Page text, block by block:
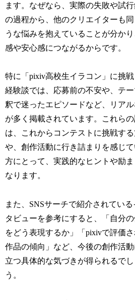
ます。なぜなら、実際の失敗や試
の過程から、他のクリエイターも同
うな悩みを抱えていることが分か
感や安心感につながるからです。
特に「pixiv高校生イラコン」に挑戦
経験談では、応募前の不安や、テ
釈で迷ったエピソードなど、リア
が多く掲載されています。これら
は、これからコンテストに挑戦す
や、創作活動に行き詰まりを感じて
方にとって、実践的なヒントや励ま
なります。
また、SNSサーチで紹介されている
タビューを参考にすると、「自分
をどう表現するか」「pixivで評価さ
作品の傾向」など、今後の創作活
立つ具体的な気づきが得られるでし
う。